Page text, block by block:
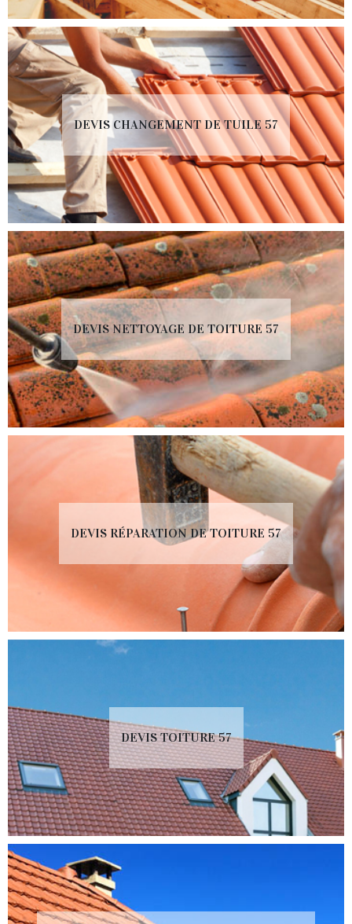
DEVIS CHANGEMENT DE TUILE 57
DEVIS NETTOYAGE DE TOITURE 57
DEVIS RÉPARATION DE TOITURE 57
DEVIS TOITURE 57